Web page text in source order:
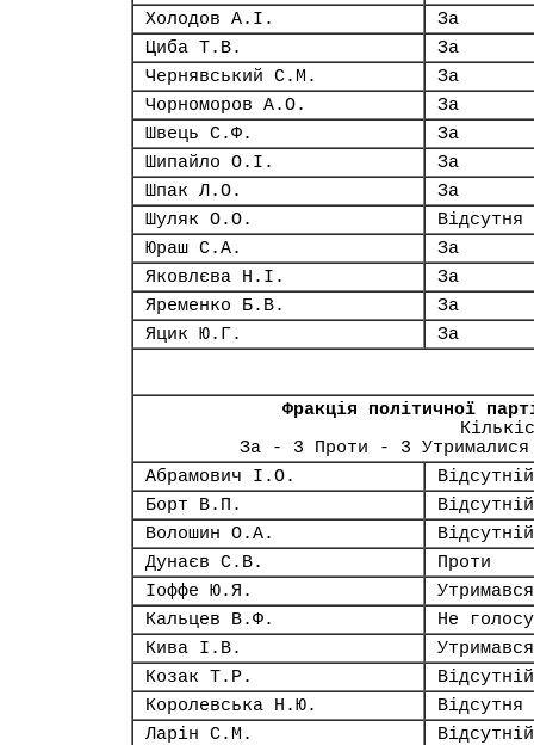
Холодов А.І.
За
Циба Т.В.
За
Чернявський С.М.
За
Чорноморов А.О.
За
Швець С.Ф.
За
Шипайло О.І.
За
Шпак Л.О.
За
Шуляк О.О.
Відсутня
Юраш С.А.
За
Яковлєва Н.І.
За
Яременко Б.В.
За
Яцик Ю.Г.
За
Фракція політичної
За - 3 Проти - 3
Абрамович І.О.
Відсутній
Борт В.П.
Відсутній
Волошин О.А.
Відсутній
Дунаєв С.В.
Проти
Іоффе Ю.Я.
Утримався
Кальцев В.Ф.
Не
Кива І.В.
Утримався
Козак Т.Р.
Відсутній
Королевська Н.Ю.
Відсутня
Ларін С.М.
Відсутній